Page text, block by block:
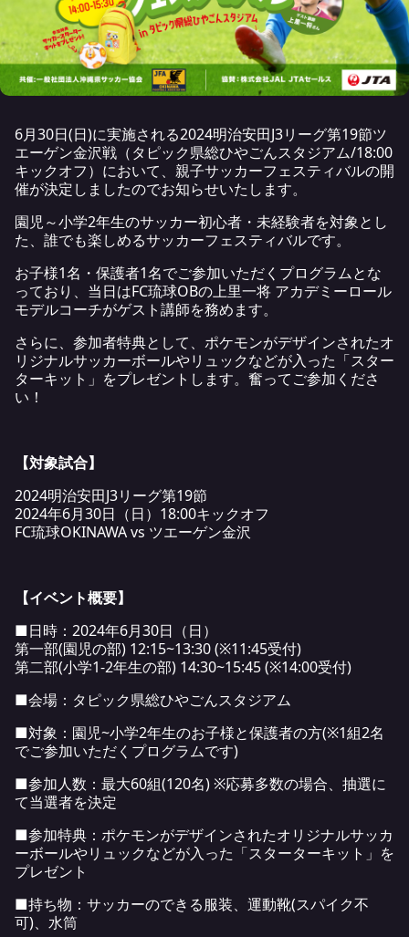
6月30日(日)に実施される2024明治安田J3リーグ第19節ツ
エーゲン金沢戦（タピック県総ひやごんスタジアム/18:00
キックオフ）において、親子サッカーフェスティバルの開
催が決定しましたのでお知らせいたします。
園児～小学2年生のサッカー初心者・未経験者を対象とし
た、誰でも楽しめるサッカーフェスティバルです。
お子様1名・保護者1名でご参加いただくプログラムとな
っており、当日はFC琉球OBの上里一将 アカデミーロール
モデルコーチがゲスト講師を務めます。
さらに、参加者特典として、ポケモンがデザインされたオ
リジナルサッカーボールやリュックなどが入った「スター
ターキット」をプレゼントします。奮ってご参加くださ
い！
【対象試合】
2024明治安田J3リーグ第19節
2024年6月30日（日）18:00キックオフ
FC琉球OKINAWA vs ツエーゲン金沢
【イベント概要】
■日時：2024年6月30日（日）
第一部(園児の部) 12:15~13:30 (※11:45受付)
第二部(小学1-2年生の部) 14:30~15:45 (※14:00受付)
■会場：タピック県総ひやごんスタジアム
■対象：園児~小学2年生のお子様と保護者の方(※1組2名
でご参加いただくプログラムです)
■参加人数：最大60組(120名) ※応募多数の場合、抽選に
て当選者を決定
■参加特典：ポケモンがデザインされたオリジナルサッカ
ーボールやリュックなどが入った「スターターキット」を
プレゼント
■持ち物：サッカーのできる服装、運動靴(スパイク不
可)、水筒